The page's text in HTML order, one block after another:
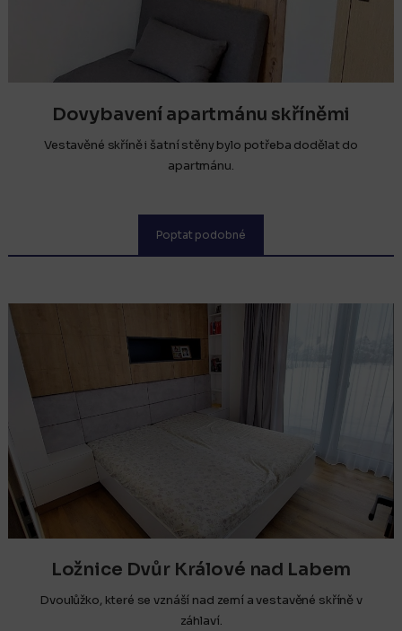
Dovybavení apartmánu skříněmi
Vestavěné skříně i šatní stěny bylo potřeba dodělat do
apartmánu.
Poptat podobné
Ložnice Dvůr Králové nad Labem
Dvoulůžko, které se vznáší nad zemí a vestavěné skříně v
záhlaví.